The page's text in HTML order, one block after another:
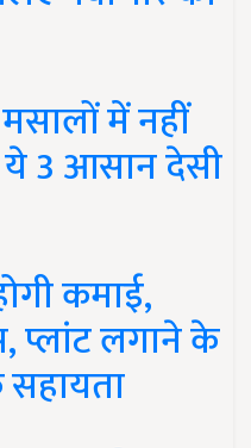
में नहीं
3 आसान देसी
कमाई,
प्लांट लगाने के